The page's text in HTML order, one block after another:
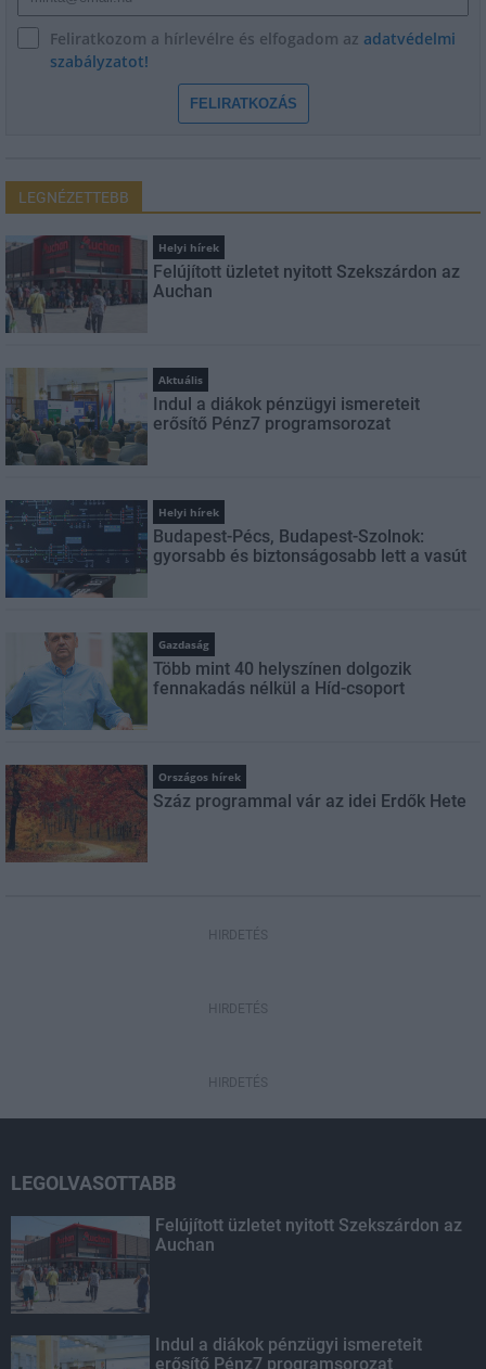
Feliratkozom a hírlevélre és elfogadom az adatvédelmi
szabályzatot!
FELIRATKOZÁS
LEGNÉZETTEBB
Helyi hírek
Felújított üzletet nyitott Szekszárdon az
Auchan
Aktuális
Indul a diákok pénzügyi ismereteit
erősítő Pénz7 programsorozat
Helyi hírek
Budapest-Pécs, Budapest-Szolnok:
gyorsabb és biztonságosabb lett a vasút
Gazdaság
Több mint 40 helyszínen dolgozik
fennakadás nélkül a Híd-csoport
Országos hírek
Száz programmal vár az idei Erdők Hete
HIRDETÉS
HIRDETÉS
HIRDETÉS
LEGOLVASOTTABB
Felújított üzletet nyitott Szekszárdon az
Auchan
Indul a diákok pénzügyi ismereteit
erősítő Pénz7 programsorozat